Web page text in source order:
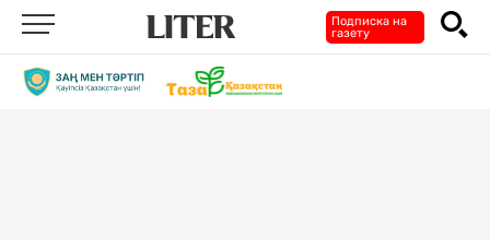
Подписка на
газету